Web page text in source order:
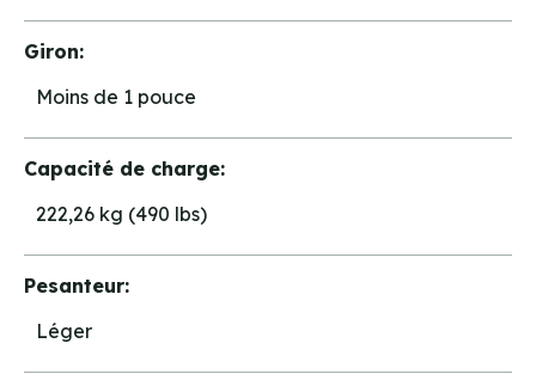
Giron:
Moins de 1 pouce
Capacité de charge:
222,26 kg (490 lbs)
Pesanteur:
Léger